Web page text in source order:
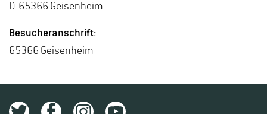
D-65366 Gei­sen­heim
Be­su­cher­an­schrift:
65366 Gei­sen­heim